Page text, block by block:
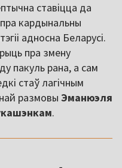
ставіцца да
кардынальны
адносна Беларусі.
пра змену
пакуль рана, а сам
стаў лагічным
размовы Эманюэля
.